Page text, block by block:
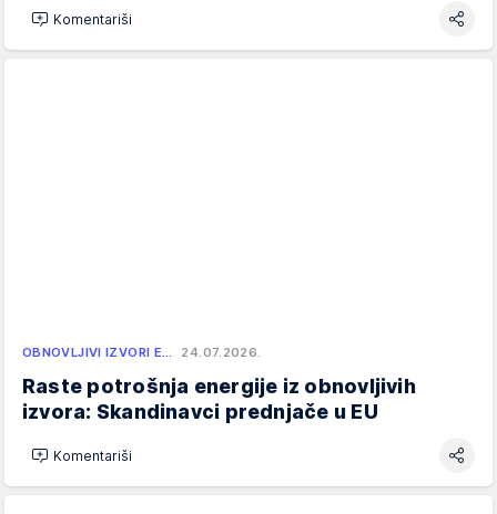
Komentariši
OBNOVLJIVI IZVORI E… 24.07.2026.
Raste potrošnja energije iz obnovljivih
izvora: Skandinavci prednjače u EU
Komentariši